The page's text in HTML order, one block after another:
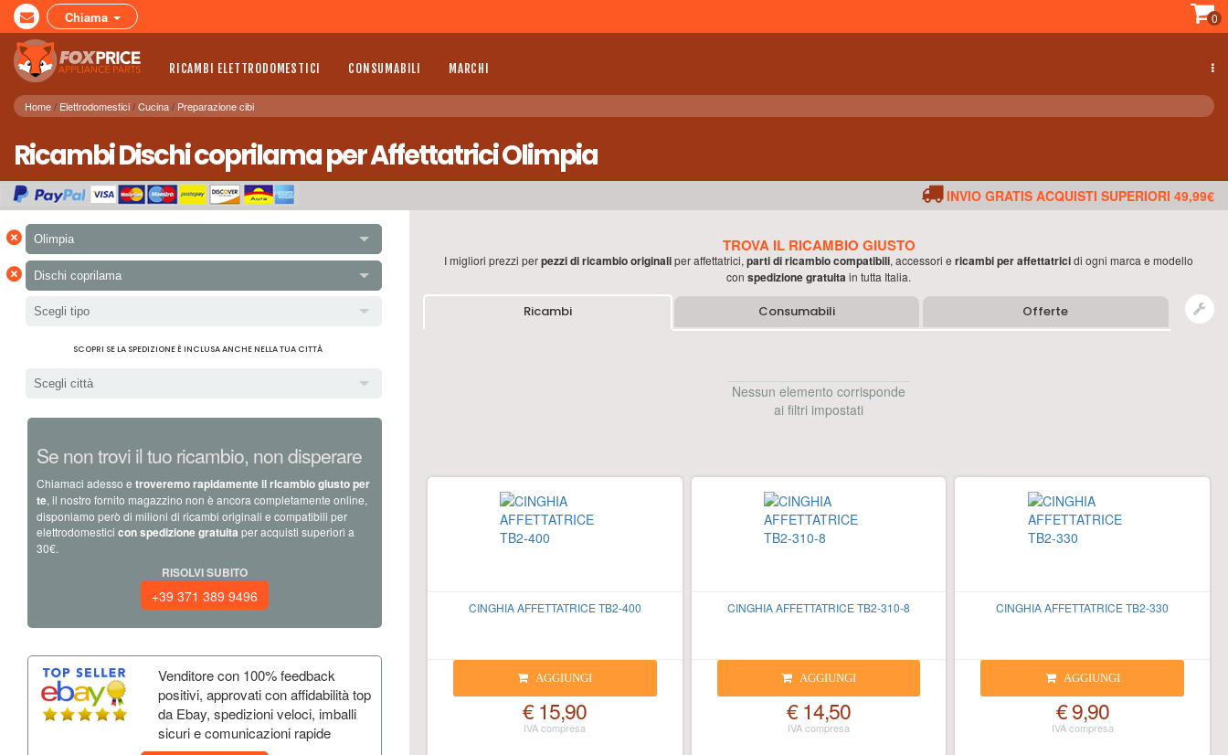
Chiama 0
RICAMBI ELETTRODOMESTICI CONSUMABILI MARCHI
Home Elettrodomestici Cucina Preparazione cibi
Ricambi Dischi coprilama per Affettatrici Olimpia
INVIO GRATIS ACQUISTI SUPERIORI 49,99€
× Olimpia
× Dischi coprilama
Scegli tipo
SCOPRI SE LA SPEDIZIONE È INCLUSA ANCHE NELLA TUA CITTÀ
Scegli città
Se non trovi il tuo ricambio, non disperare
Chiamaci adesso e troveremo rapidamente il ricambio giusto per
te, il nostro fornito magazzino non è ancora completamente online,
disponiamo però di milioni di ricambi originali e compatibili per
elettrodomestici con spedizione gratuita per acquisti superiori a
30€.
RISOLVI SUBITO
+39 371 389 9496
Venditore con 100% feedback
positivi, approvati con affidabilità top
da Ebay, spedizioni veloci, imballi
sicuri e comunicazioni rapide
TROVA IL RICAMBIO GIUSTO
I migliori prezzi perpezzi di ricambio originaliperaffettatrici, parti di ricambio compatibili, accessori e ricambi peraffettatricidi ogni marca e modello
con spedizione gratuitain tutta Italia.
Ricambi Consumabili Offerte
Nessun elemento corrisponde
ai filtri impostati
CINGHIA AFFETTATRICE TB2-400
AGGIUNGI
€ 15,90
CINGHIA AFFETTATRICE TB2-310-8
AGGIUNGI
€ 14,50
CINGHIA AFFETTATRICE TB2-330
AGGIUNGI
€ 9,90